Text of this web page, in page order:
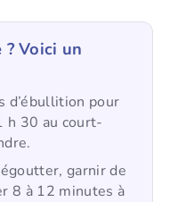
Voici un
d’ébullition pour
h 30 au court-
garnir de
8 à 12 minutes à